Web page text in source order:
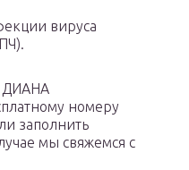
вируса
ДИАНА
номеру
заполнить
мы свяжемся с